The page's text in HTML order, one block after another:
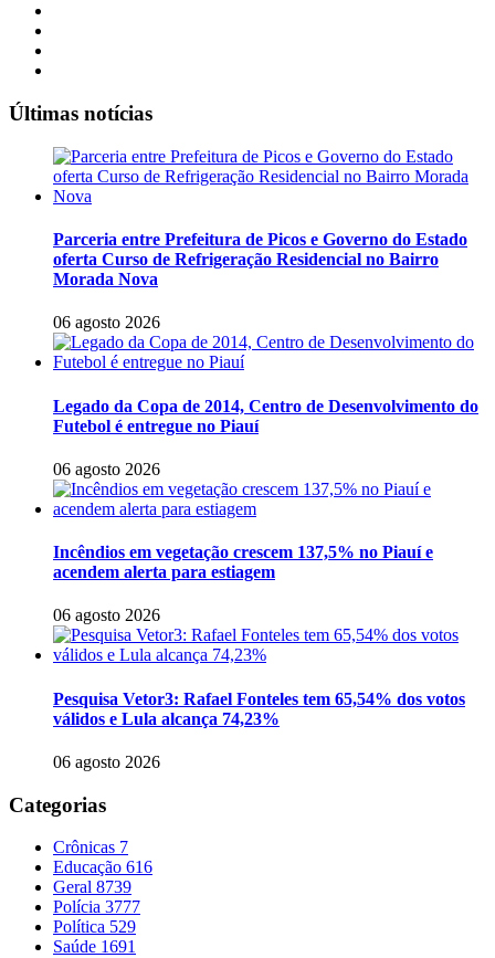
Últimas notícias
Parceria entre Prefeitura de Picos e Governo do Estado
oferta Curso de Refrigeração Residencial no Bairro
Morada Nova
06 agosto 2026
Legado da Copa de 2014, Centro de Desenvolvimento do
Futebol é entregue no Piauí
06 agosto 2026
Incêndios em vegetação crescem 137,5% no Piauí e
acendem alerta para estiagem
06 agosto 2026
Pesquisa Vetor3: Rafael Fonteles tem 65,54% dos votos
válidos e Lula alcança 74,23%
06 agosto 2026
Categorias
Crônicas 7
Educação 616
Geral 8739
Polícia 3777
Política 529
Saúde 1691